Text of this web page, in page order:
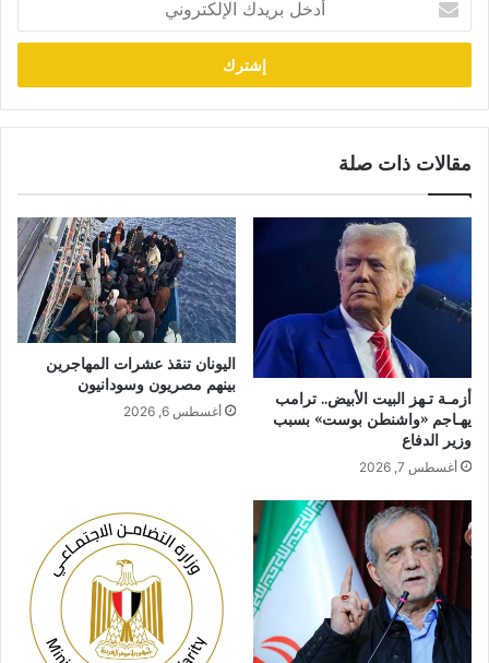
بريدك
الإلكتروني
مقالات ذات صلة
أزمـة تـهز البيت الأبيض.. ترامب
يهـاجم «واشنطن بوست» بسبب
وزير الدفاع
أغسطس 7, 2026
اليونان تنقذ عشرات المهاجرين
بينهم مصريون وسودانيون
أغسطس 6, 2026